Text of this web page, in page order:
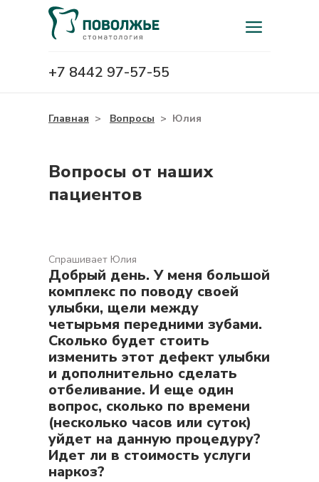
+7 8442 97-57-55
Главная > Вопросы > Юлия
Вопросы от наших
пациентов
Спрашивает Юлия
Добрый день. У меня большой
комплекс по поводу своей
улыбки, щели между
четырьмя передними зубами.
Сколько будет стоить
изменить этот дефект улыбки
и дополнительно сделать
отбеливание. И еще один
вопрос, сколько по времени
(несколько часов или суток)
уйдет на данную процедуру?
Идет ли в стоимость услуги
наркоз?